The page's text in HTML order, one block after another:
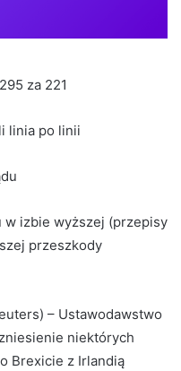
za 221
linia po linii
izbie wyższej (przepisy
przeszkody
– Ustawodawstwo
niektórych
Brexicie z Irlandią